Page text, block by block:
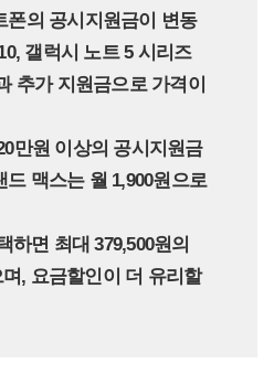
폰의 공시지원금이 변동
갤럭시 노트 5 시리즈
추가 지원금으로 가격이
만원 이상의 공시지원금
맥스는 월 1,900원으로
하면 최대 379,500원의
, 요금할인이 더 유리할